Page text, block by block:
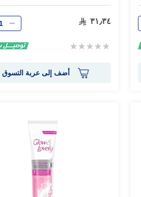
٣١٫٣٤
Rating:
الكمية
أضف إلى عربة التسوق